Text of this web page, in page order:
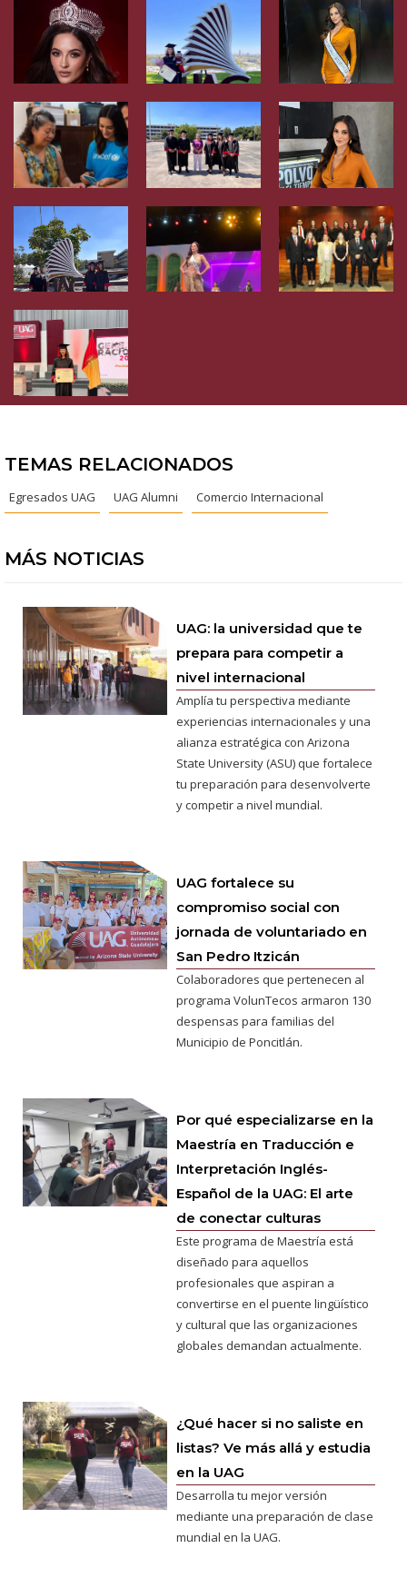
TEMAS RELACIONADOS
Egresados UAG UAG Alumni Comercio Internacional
MÁS NOTICIAS
UAG: la universidad que te
prepara para competir a
nivel internacional
Amplía tu perspectiva mediante
experiencias internacionales y una
alianza estratégica con Arizona
State University (ASU) que fortalece
tu preparación para desenvolverte
y competir a nivel mundial.
UAG fortalece su
compromiso social con
jornada de voluntariado en
San Pedro Itzicán
Colaboradores que pertenecen al
programa VolunTecos armaron 130
despensas para familias del
Municipio de Poncitlán.
Por qué especializarse en la
Maestría en Traducción e
Interpretación Inglés-
Español de la UAG: El arte
de conectar culturas
Este programa de Maestría está
diseñado para aquellos
profesionales que aspiran a
convertirse en el puente lingüístico
y cultural que las organizaciones
globales demandan actualmente.
¿Qué hacer si no saliste en
listas? Ve más allá y estudia
en la UAG
Desarrolla tu mejor versión
mediante una preparación de clase
mundial en la UAG.